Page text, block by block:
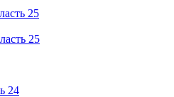
25
25
24